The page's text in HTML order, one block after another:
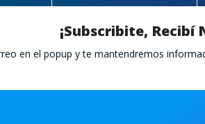
¡Subscribite, Recibí
en el popup y te mantendremos